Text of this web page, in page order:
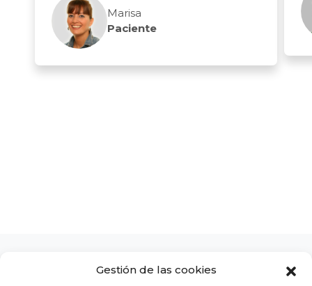
Gestión de las cookies
Marisa
Paciente